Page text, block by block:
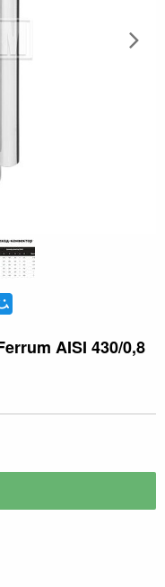
AISI 430/0,8